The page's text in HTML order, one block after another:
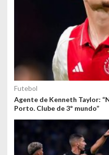
Futebol
Agente de Kenneth Taylor:
Porto. Clube de 3º mundo”